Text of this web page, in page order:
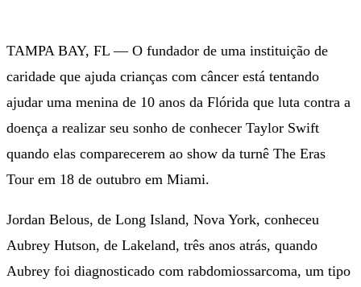
TAMPA BAY, FL — O fundador de uma instituição de
caridade que ajuda crianças com câncer está tentando
ajudar uma menina de 10 anos da Flórida que luta contra a
doença a realizar seu sonho de conhecer Taylor Swift
quando elas comparecerem ao show da turnê The Eras
Tour em 18 de outubro em Miami.
Jordan Belous, de Long Island, Nova York, conheceu
Aubrey Hutson, de Lakeland, três anos atrás, quando
Aubrey foi diagnosticado com rabdomiossarcoma, um tipo